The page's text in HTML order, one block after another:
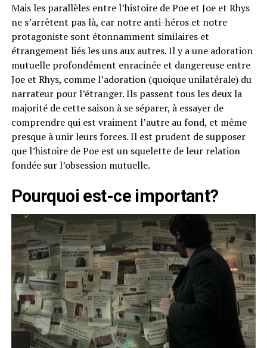
Mais les parallèles entre l’histoire de Poe et Joe et Rhys
ne s’arrêtent pas là, car notre anti-héros et notre
protagoniste sont étonnamment similaires et
étrangement liés les uns aux autres. Il y a une adoration
mutuelle profondément enracinée et dangereuse entre
Joe et Rhys, comme l’adoration (quoique unilatérale) du
narrateur pour l’étranger. Ils passent tous les deux la
majorité de cette saison à se séparer, à essayer de
comprendre qui est vraiment l’autre au fond, et même
presque à unir leurs forces. Il est prudent de supposer
que l’histoire de Poe est un squelette de leur relation
fondée sur l’obsession mutuelle.
Pourquoi est-ce important?